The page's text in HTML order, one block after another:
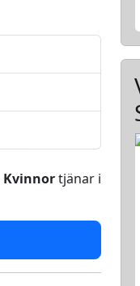
Kvinnortjänar i